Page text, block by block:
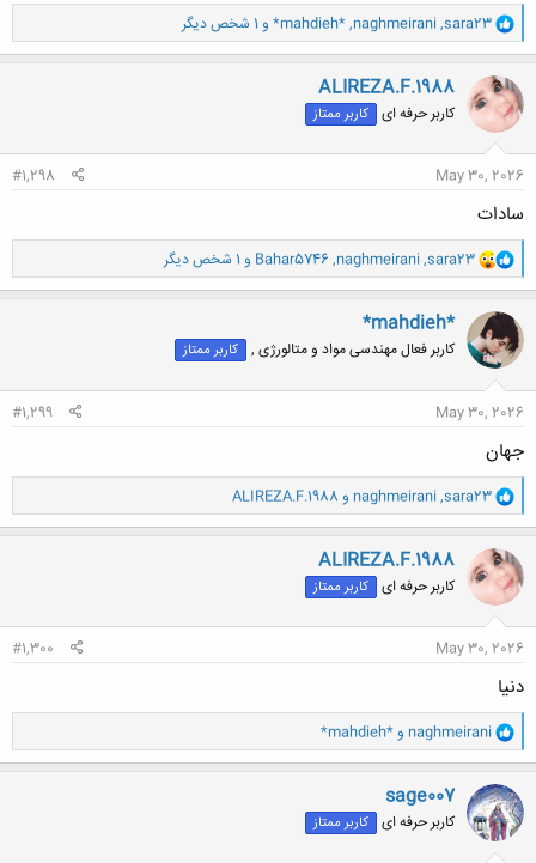
و
ا
ک
ن
ش
ه
ا
sara23
,
naghmeirani
,
*mahdieh* و 1 شخص دیگر
ALIREZA.F.1988
کاربر حرفه ای کاربر ممتاز
May 30, 2026
#1,298
سادات
و
ا
ک
ن
ش
ه
:
sara23
,
naghmeirani
,
Bahar5746 و 1 شخص دیگر
*mahdieh*
کاربر فعال مهندسی مواد و متالورژی , کاربر ممتاز
May 30, 2026
#1,299
جهان
و
ا
ک
ن
ش
ه
ا
sara23
,
naghmeirani و ALIREZA.F.1988
ALIREZA.F.1988
کاربر حرفه ای کاربر ممتاز
May 30, 2026
#1,300
دنیا
و
ا
ک
ن
ش
ه
ا
naghmeirani و*mahdieh*
sage007
کاربر حرفه ای کاربر ممتاز